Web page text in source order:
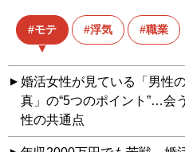
モテ 浮気 職業
婚活女性が見ている「男性
真」の“5つのポイント”…会
性の共通点